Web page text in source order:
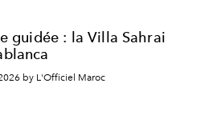
guidée : la Villa Sahrai
by L'Officiel Maroc